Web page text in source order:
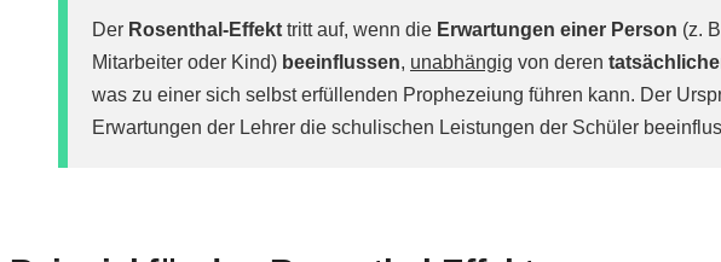
Der Rosenthal-Effekt tritt auf, wenn die Erwartungen einer Person (z.
Mitarbeiter oder Kind) beeinflussen, unabhängig von deren
was zu einer sich selbst erfüllenden Prophezeiung führen kann. Der
Erwartungen der Lehrer die schulischen Leistungen der Schüler